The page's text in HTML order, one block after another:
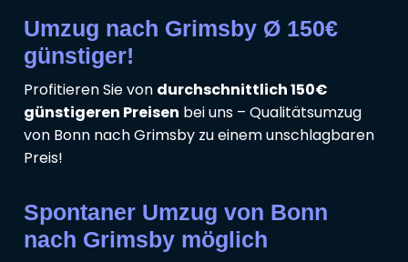
Umzug nach Grimsby Ø 150€
günstiger!
Profitieren Sie von durchschnittlich 150€
günstigeren Preisen bei uns – Qualitätsumzug
von Bonn nach Grimsby zu einem unschlagbaren
Preis!
Spontaner Umzug von Bonn
nach Grimsby möglich